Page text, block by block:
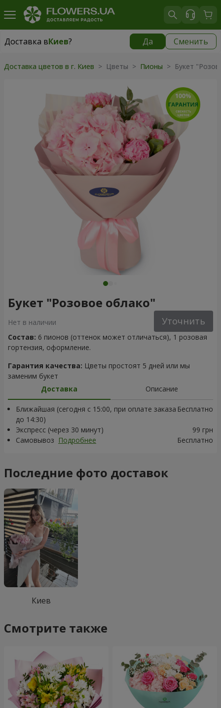
Доставка вКиев? Да Сменить
Доставка вКиев
Доставка цветов в г. Киев > Цветы > Пионы > Букет
Букет "Розовое облако"
Нет в наличии Уточнить
Состав: 6 пионов (оттенок может отличаться), 1 розовая
гортензия, оформление.
Гарантия качества: Цветы простоят 5 дней или мы
заменим букет
Доставка
Описание
Ближайшая (сегодня с 15:00, при оплате заказа
до 14:30)
Бесплатно
Экспресс (через 30 минут)
99 грн
Самовывоз Подробнее Бесплатно
Последние фото доставок
Киев
Смотрите также